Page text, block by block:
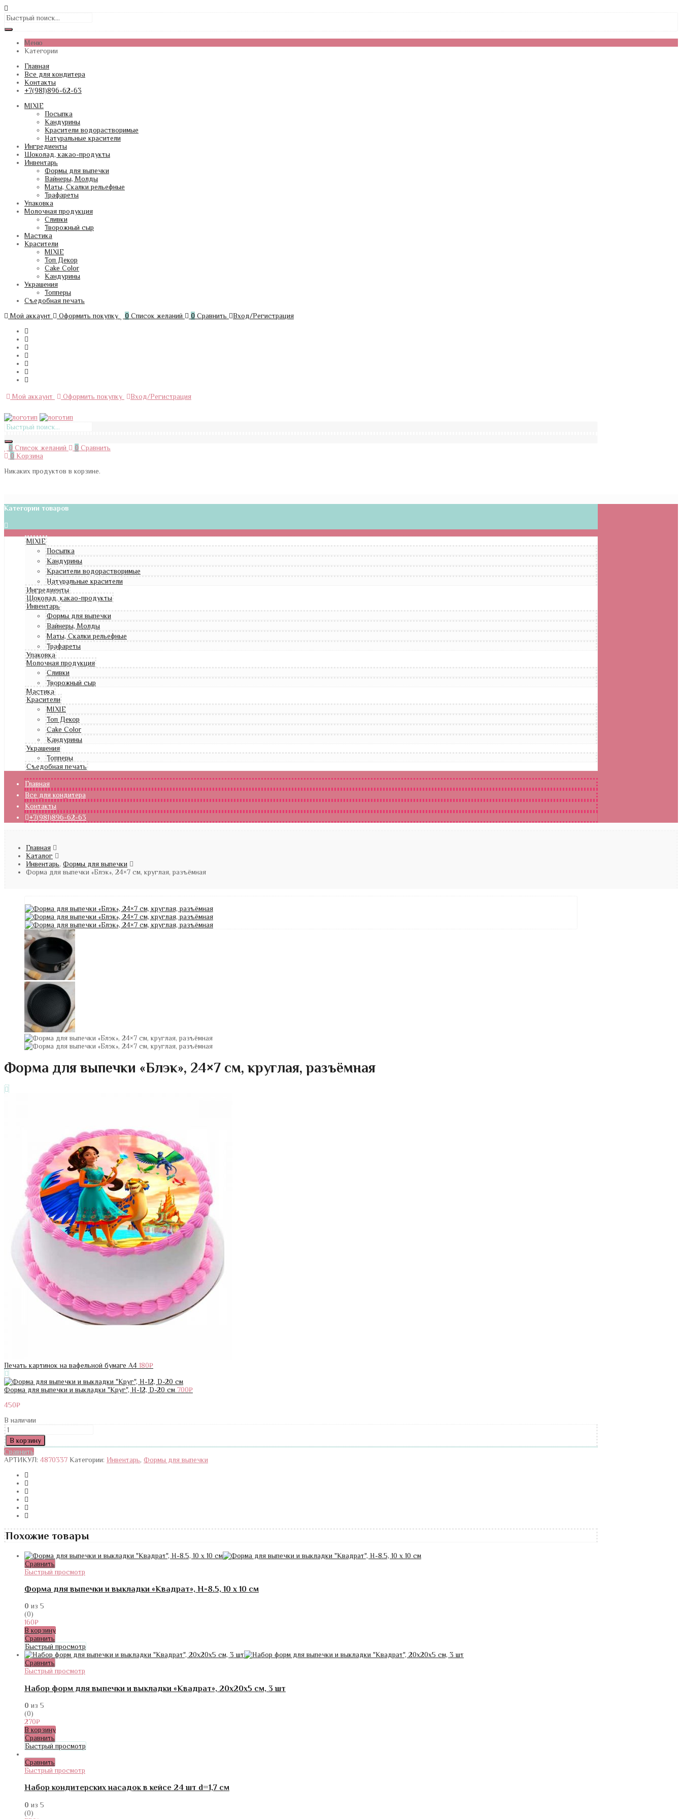
Меню
Категории
Главная
Все для кондитера
Контакты
+7(981)896-62-63
MIXIE
Посыпка
Кандурины
Красители водорастворимые
Натуральные красители
Ингредиенты
Шоколад, какао-продукты
Инвентарь
Формы для выпечки
Вайнеры, Молды
Маты, Скалки рельефные
Трафареты
Упаковка
Молочная продукция
Сливки
Творожный сыр
Мастика
Красители
MIXIE
Топ Декор
Cake Color
Кандурины
Украшения
Топперы
Съедобная печать
Мой аккаунт
Оформить покупку 0 Список желаний 0 Сравнить Вход/Регистрация
Мой аккаунт Оформить покупку Вход/Регистрация
Меню
0 Список желаний 0 Сравнить
0 Корзина
Никаких продуктов в корзине.
Категории товаров
MIXIE
Посыпка
Кандурины
Красители водорастворимые
Натуральные красители
Ингредиенты
Шоколад, какао-продукты
Инвентарь
Формы для выпечки
Вайнеры, Молды
Маты, Скалки рельефные
Трафареты
Упаковка
Молочная продукция
Сливки
Творожный сыр
Мастика
Красители
MIXIE
Топ Декор
Cake Color
Кандурины
Украшения
Топперы
Съедобная печать
Главная
Все для кондитера
Контакты
+7(981)896-62-63
Главная
Каталог
Инвентарь, Формы для выпечки
Форма для выпечки «Блэк», 24×7 см, круглая, разъёмная
Форма для выпечки «Блэк», 24×7 см, круглая, разъёмная
Печать картинок на вафельной бумаге А4 180₽
Форма для выпечки и выкладки "Круг", H-12, D-20 см 700₽
450₽
В наличии
Количество
Форма
для
выпечки
«Блэк»,
круглая,
разъёмная
В корзину
Сравнить
АРТИКУЛ: 4870337 Категории: Инвентарь, Формы для выпечки
Похожие товары
Сравнить
Быстрый просмотр
Форма для выпечки и выкладки «Квадрат», H-8.5, 10 х 10 см
0 из 5
(0)
160₽
В корзину
Сравнить
Быстрый просмотр
Сравнить
Быстрый просмотр
Набор форм для выпечки и выкладки «Квадрат», 20х20х5 см, 3 шт
0 из 5
(0)
270₽
В корзину
Сравнить
Быстрый просмотр
Сравнить
Быстрый просмотр
Набор кондитерских насадок в кейсе 24 шт d=1,7 см
0 из 5
(0)